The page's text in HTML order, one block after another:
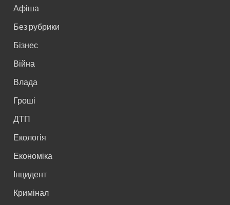
Афіша
Без рубрики
Бізнес
Війна
Влада
Гроші
ДТП
Екологія
Економіка
Інцидент
Кримінал